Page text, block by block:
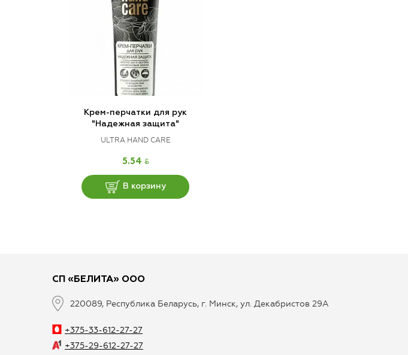
Крем-перчатки для рук
"Надежная защита"
ULTRA HAND CARE
5.54 BYN
В корзину
СП «БЕЛИТА» ООО
220089, Республика Беларусь, г. Минск, ул. Декабристов 29А
+375-33-612-27-27
+375-29-612-27-27